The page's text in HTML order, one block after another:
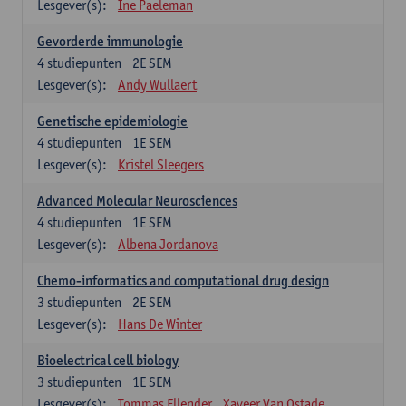
Lesgever(s):
Ine Paeleman
Gevorderde immunologie
2E SEM
4studiepunten
Lesgever(s):
Andy Wullaert
Genetische epidemiologie
1E SEM
4studiepunten
Lesgever(s):
Kristel Sleegers
Advanced Molecular Neurosciences
1E SEM
4studiepunten
Lesgever(s):
Albena Jordanova
Chemo-informatics and computational drug design
2E SEM
3 studiepunten
Lesgever(s):
Hans De Winter
Bioelectrical cell biology
1E SEM
3 studiepunten